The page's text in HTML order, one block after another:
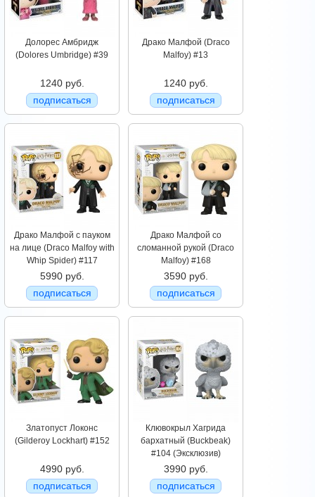
Долорес Амбридж
(Dolores Umbridge) #39
1240 руб.
подписаться
Драко Малфой (Draco
Malfoy) #13
1240 руб.
подписаться
Драко Малфой с пауком
на лице (Draco Malfoy with
Whip Spider) #117
5990 руб.
подписаться
Драко Малфой со
сломанной рукой (Draco
Malfoy) #168
3590 руб.
подписаться
Златопуст Локонс
(Gilderoy Lockhart) #152
4990 руб.
подписаться
Клювокрыл Хагрида
бархатный (Buckbeak)
#104 (Эксклюзив)
3990 руб.
подписаться